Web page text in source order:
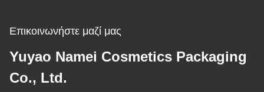
Επικοινωνήστε μαζί μας
Yuyao Namei Cosmetics Packaging
Co., Ltd.